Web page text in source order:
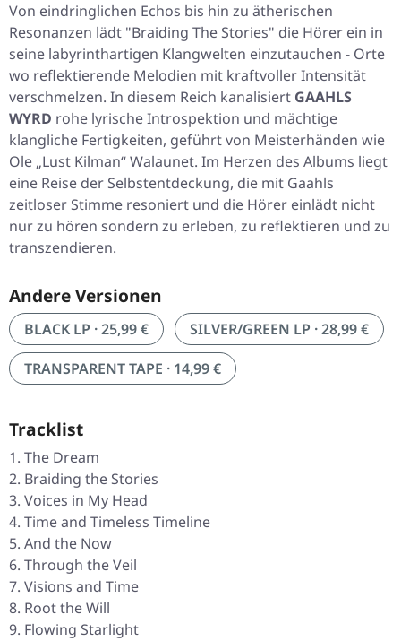
Von eindringlichen Echos bis hin zu ätherischen
Resonanzen lädt "Braiding The Stories" die Hörer ein in
seine labyrinthartigen Klangwelten einzutauchen - Orte
wo reflektierende Melodien mit kraftvoller Intensität
verschmelzen. In diesem Reich kanalisiert GAAHLS
WYRD rohe lyrische Introspektion und mächtige
klangliche Fertigkeiten, geführt von Meisterhänden wie
Ole „Lust Kilman“ Walaunet. Im Herzen des Albums liegt
eine Reise der Selbstentdeckung, die mit Gaahls
zeitloser Stimme resoniert und die Hörer einlädt nicht
nur zu hören sondern zu erleben, zu reflektieren und zu
transzendieren.
Andere Versionen
BLACK LP · 25,99 €
SILVER/GREEN LP · 28,99 €
TRANSPARENT TAPE · 14,99 €
Tracklist
The Dream
Braiding the Stories
Voices in My Head
Time and Timeless Timeline
And the Now
Through the Veil
Visions and Time
Root the Will
Flowing Starlight